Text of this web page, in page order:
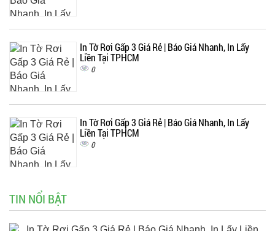
In Tờ Rơi Gấp 3 Giá Rẻ | Báo Giá Nhanh, In Lấy
Liền Tại TPHCM
0
In Tờ Rơi Gấp 3 Giá Rẻ | Báo Giá Nhanh, In Lấy
Liền Tại TPHCM
0
TIN NỔI BẬT